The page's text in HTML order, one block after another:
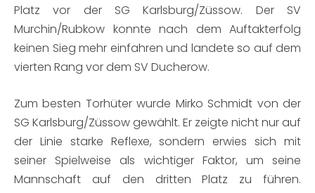
Platz vor der SG Karlsburg/Züssow. Der SV
Murchin/Rubkow konnte nach dem Auftakterfolg
keinen Sieg mehr einfahren und landete so auf dem
vierten Rang vor dem SV Ducherow.
Zum besten Torhüter wurde Mirko Schmidt von der
SG Karlsburg/Züssow gewählt. Er zeigte nicht nur auf
der Linie starke Reflexe, sondern erwies sich mit
seiner Spielweise als wichtiger Faktor, um seine
Mannschaft auf den dritten Platz zu führen.